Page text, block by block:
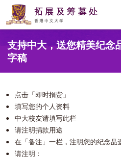
Skip
main
content
start
支持中大，送您精美纪念
字稿
点击「即时捐赀」
填写您的个人资料
中大校友请填写此栏
请注明捐款用途
在「备注」一栏，注明您的纪念品
请注明：